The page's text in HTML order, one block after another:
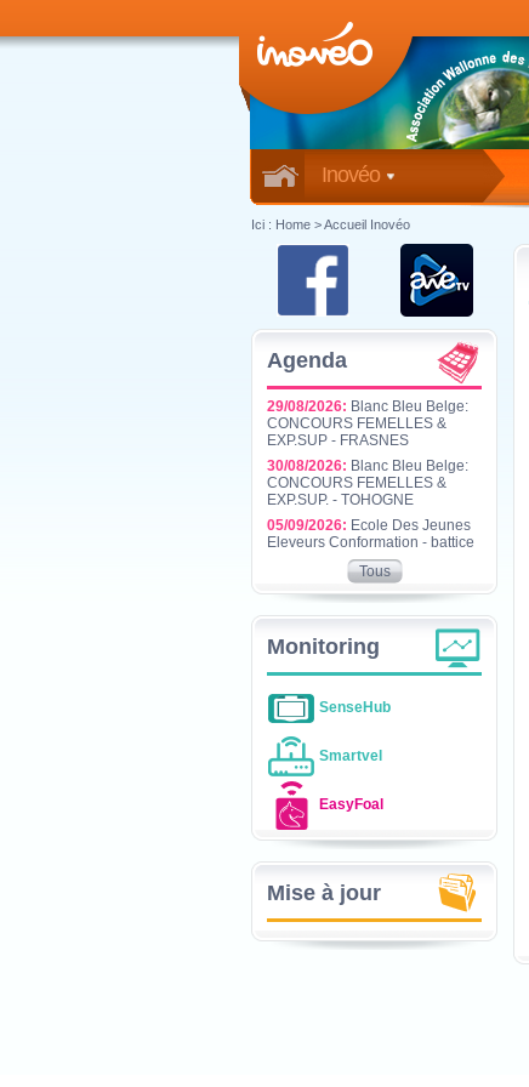
Inovéo
Ici : Home >Accueil Inovéo
Agenda
29/08/2026: Blanc Bleu Belge:
CONCOURS FEMELLES &
EXP.SUP - FRASNES
30/08/2026: Blanc Bleu Belge:
CONCOURS FEMELLES &
EXP.SUP. - TOHOGNE
05/09/2026: Ecole Des Jeunes
Eleveurs Conformation - battice
Tous
Monitoring
SenseHub
Smartvel
EasyFoal
Mise à jour